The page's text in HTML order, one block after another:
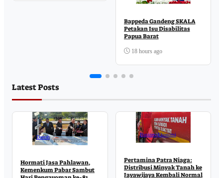
Bappeda Gandeng SKALA
Petakan Isu Disabilitas
Papua Barat
18 hours ago
Latest Posts
Daerah
Hormati Jasa Pahlawan,
Kemenkum Pabar Sambut
BusinessEkonomi
Pertamina Patra Niaga:
Distribusi Minyak Tanah ke
Jayawijaya Kembali Normal